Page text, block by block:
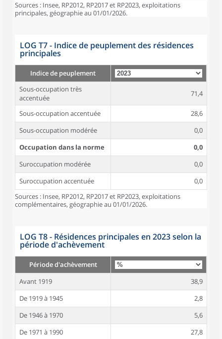
Sources : Insee, RP2012, RP2017 et RP2023, exploitations
principales, géographie au 01/01/2026.
LOG T7 - Indice de peuplement des résidences
principales
Indice de peuplement
Sous-occupation très
accentuée
71,4
Sous-occupation accentuée
28,6
Sous-occupation modérée
0,0
Occupation dans la norme
0,0
Suroccupation modérée
0,0
Suroccupation accentuée
0,0
Sources : Insee, RP2012, RP2017 et RP2023, exploitations
complémentaires, géographie au 01/01/2026.
LOG T8 - Résidences principales en 2023 selon la
période d'achèvement
Période d'achèvement
Avant 1919
38,9
De 1919 à 1945
2,8
De 1946 à 1970
5,6
De 1971 à 1990
27,8